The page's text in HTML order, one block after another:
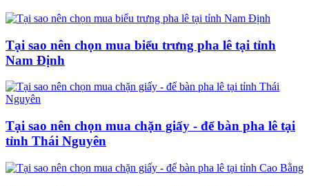
Tại sao nên chọn mua biểu trưng pha lê tại tỉnh
Nam Định
Tại sao nên chọn mua chặn giấy - để bàn pha lê tại
tỉnh Thái Nguyên